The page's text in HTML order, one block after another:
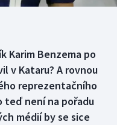
Karim Benzema po
v Kataru? A rovnou
reprezentačního
teď není na pořadu
médií by se sice